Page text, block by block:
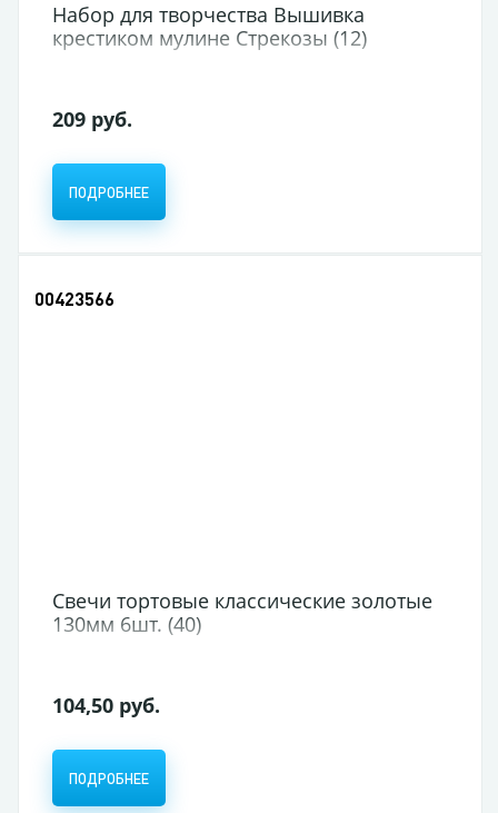
Набор для творчества Вышивка
крестиком мулине Стрекозы (12)
209 руб.
ПОДРОБНЕЕ
00423566
Свечи тортовые классические золотые
130мм 6шт. (40)
104,50 руб.
ПОДРОБНЕЕ